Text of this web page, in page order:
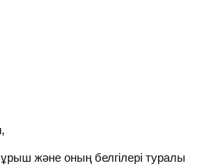
және оның белгілері туралы